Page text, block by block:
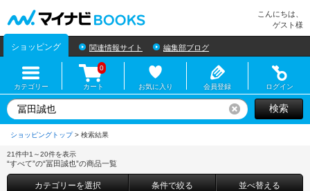
こんにちは、
ゲスト様
ショッピング 関連情報サイト 編集部ブログ
カテゴリー カート
0
お気に入り 会員登録 ログイン
リセット検索
ショッピングトップ>
21件中1～20件を表示
“すべて”の“冨田誠也”の商品一覧
カテゴリーを選択 条件で絞る 並べ替える